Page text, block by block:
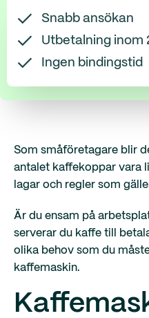
Snabb ansökan
Utbetalning inom
Ingen bindingstid
Som småföretagare blir
antalet kaffekoppar vara
lagar och regler som
Är du ensam på
serverar du kaffe till
olika behov som du
kaffemaskin.